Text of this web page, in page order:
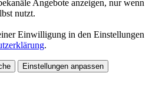
Angebote anzeigen, nur wenn
nutzt.
Einwilligung in den Einstellungen
.
Einstellungen anpassen